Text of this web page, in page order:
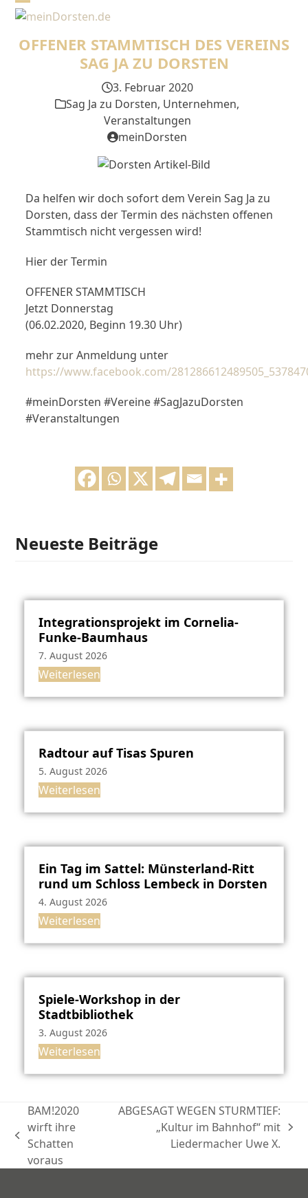
Skip
content
Open
mobile
Close
mobile
OFFENER STAMMTISCH DES VEREINS
SAG JA ZU DORSTEN
3. Februar 2020
Sag Ja zu Dorsten, Unternehmen,
Veranstaltungen
meinDorsten
Da helfen wir doch sofort dem Verein Sag Ja zu
Dorsten, dass der Termin des nächsten offenen
Stammtisch nicht vergessen wird!
Hier der Termin
OFFENER STAMMTISCH
Jetzt Donnerstag
(06.02.2020, Beginn 19.30 Uhr)
mehr zur Anmeldung unter
https://www.facebook.com/
#meinDorsten #Vereine #SagJazuDorsten
#Veranstaltungen
Neueste Beiträge
Integrationsprojekt im Cornelia-
Funke-Baumhaus
7. August 2026
Weiterlesen
Radtour auf Tisas Spuren
5. August 2026
Weiterlesen
Ein Tag im Sattel: Münsterland-Ritt
rund um Schloss Lembeck in Dorsten
4. August 2026
Weiterlesen
Spiele-Workshop in der
Stadtbibliothek
3. August 2026
Weiterlesen
vorheriger
Beitrag:
BAM!2020
wirft ihre
Schatten
voraus
Nächster
ABGESAGT WEGEN STURMTIEF:
„Kultur im Bahnhof“ mit
Liedermacher Uwe X.